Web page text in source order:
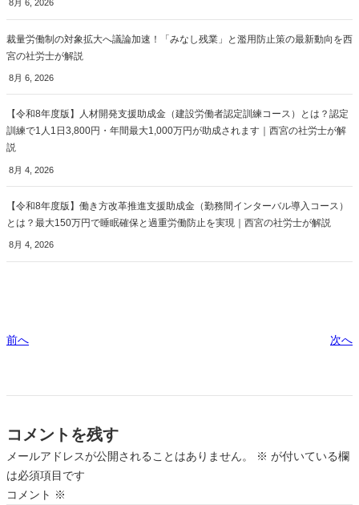
8月 6, 2026
裁量労働制の対象拡大へ議論加速！「みなし残業」と濫用防止策の最新動向を西
宮の社労士が解説
8月 6, 2026
【令和8年度版】人材開発支援助成金（建設労働者認定訓練コース）とは？認定
訓練で1人1日3,800円・年間最大1,000万円が助成されます｜西宮の社労士が解
説
8月 4, 2026
【令和8年度版】働き方改革推進支援助成金（勤務間インターバル導入コース）
とは？最大150万円で睡眠確保と過重労働防止を実現｜西宮の社労士が解説
8月 4, 2026
前へ 次へ
コメントを残す
メールアドレスが公開されることはありません。 ※ が付いている欄
は必須項目です
コメント ※